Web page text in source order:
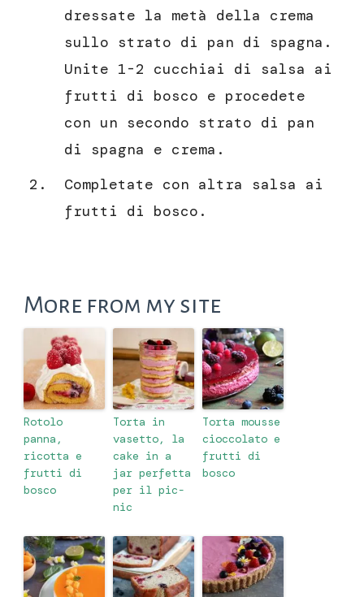
dressate la metà della crema
sullo strato di pan di spagna.
Unite 1-2 cucchiai di salsa ai
frutti di bosco e procedete
con un secondo strato di pan
di spagna e crema.
Completate con altra salsa ai
frutti di bosco.
More from my site
Rotolo
panna,
ricotta e
frutti di
bosco
Torta in
vasetto, la
cake in a
jar perfetta
per il pic-
nic
Torta mousse
cioccolato e
frutti di
bosco